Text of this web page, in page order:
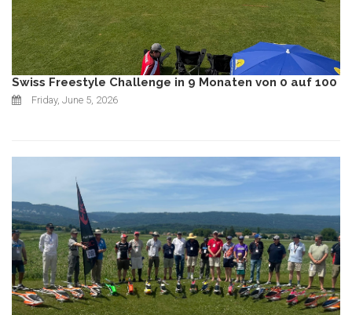
Swiss Freestyle Challenge in 9 Monaten von 0 auf 100
Friday, June 5, 2026